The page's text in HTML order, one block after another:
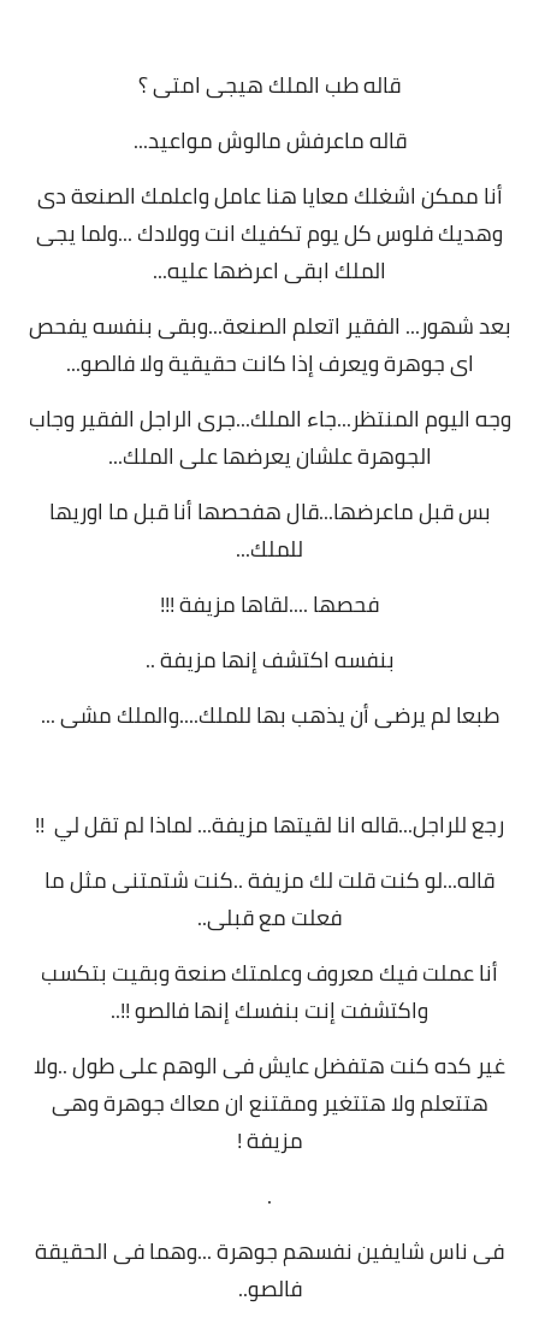
قاله طب الملك هيجى امتى ؟
قاله ماعرفش مالوش مواعيد...
أنا ممكن اشغلك معايا هنا عامل واعلمك الصنعة دى
وهديك فلوس كل يوم تكفيك انت وولادك ...ولما يجى
الملك ابقى اعرضها عليه...
بعد شهور... الفقير اتعلم الصنعة...وبقى بنفسه يفحص
اى جوهرة ويعرف إذا كانت حقيقية ولا فالصو...
وجه اليوم المنتظر...جاء الملك...جرى الراجل الفقير وجاب
الجوهرة علشان يعرضها على الملك...
بس قبل ماعرضها...قال هفحصها أنا قبل ما اوريها
للملك...
فحصها ....لقاها مزيفة !!!
بنفسه اكتشف إنها مزيفة ..
طبعا لم يرضى أن يذهب بها للملك....والملك مشى ...
رجع للراجل...قاله انا لقيتها مزيفة... لماذا لم تقل لي !!
قاله...لو كنت قلت لك مزيفة ..كنت شتمتنى مثل ما
فعلت مع قبلى..
أنا عملت فيك معروف وعلمتك صنعة وبقيت بتكسب
واكتشفت إنت بنفسك إنها فالصو !!..
غير كده كنت هتفضل عايش فى الوهم على طول ..ولا
هتتعلم ولا هتتغير ومقتنع ان معاك جوهرة وهى
مزيفة !
.
فى ناس شايفين نفسهم جوهرة ...وهما فى الحقيقة
فالصو..